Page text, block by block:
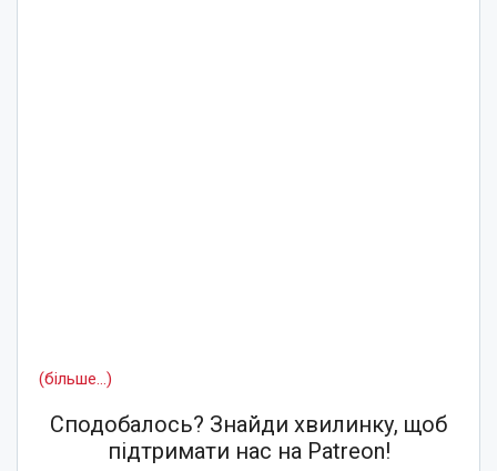
(більше…)
Сподобалось? Знайди хвилинку, щоб
підтримати нас на Patreon!